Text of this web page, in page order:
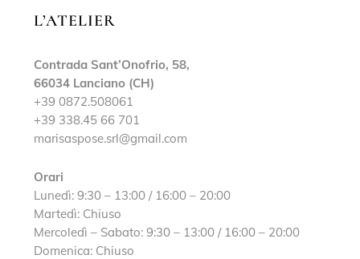
L’ATELIER
Contrada Sant’Onofrio, 58,
66034 Lanciano (CH)
+39 0872.508061
+39 338.45 66 701
marisaspose.srl@gmail.com
Orari
Lunedì: 9:30 – 13:00 / 16:00 – 20:00
Martedì: Chiuso
Mercoledì – Sabato: 9:30 – 13:00 / 16:00 – 20:00
Domenica: Chiuso